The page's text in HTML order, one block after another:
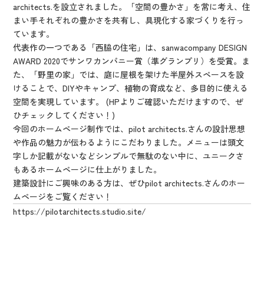
architects.を設立されました。「空間の豊かさ」を常に考え、住
まい手それぞれの豊かさを共有し、具現化する家づくりを行っ
ています。
代表作の一つである「西脇の住宅」は、sanwacompany DESIGN
AWARD 2020でサンワカンパニー賞（準グランプリ）を受賞。ま
た、「野里の家」では、庭に屋根を架けた半屋外スペースを設
けることで、DIYやキャンプ、植物の育成など、多目的に使える
空間を実現しています。 (HPよりご確認いただけますので、ぜ
ひチェックしてください！)
今回のホームページ制作では、pilot architects.さんの設計思想
や作品の魅力が伝わるようにこだわりました。メニューは頭文
字しか記載がないなどシンプルで無駄のない中に、ユニークさ
もあるホームページに仕上がりました。
建築設計にご興味のある方は、ぜひpilot architects.さんのホー
ムページをご覧ください！
https://pilotarchitects.studio.site/